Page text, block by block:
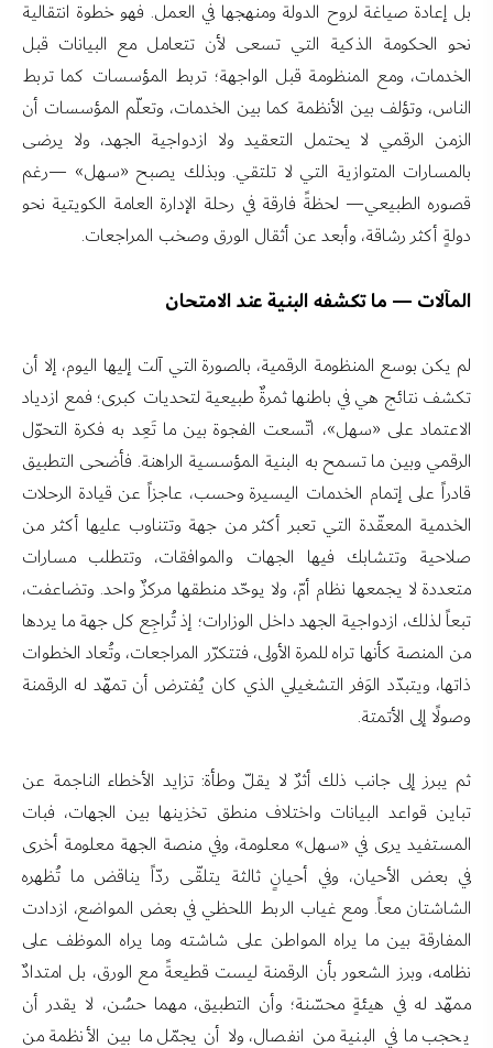
بل إعادة صياغة لروح الدولة ومنهجها في العمل. فهو خطوة انتقالية
نحو الحكومة الذكية التي تسعى لأن تتعامل مع البيانات قبل
الخدمات، ومع المنظومة قبل الواجهة؛ تربط المؤسسات كما تربط
الناس، وتؤلف بين الأنظمة كما بين الخدمات، وتعلّم المؤسسات أن
الزمن الرقمي لا يحتمل التعقيد ولا ازدواجية الجهد، ولا يرضى
بالمسارات المتوازية التي لا تلتقي. وبذلك يصبح «سهل» —رغم
قصوره الطبيعي— لحظةً فارقة في رحلة الإدارة العامة الكويتية نحو
دولةٍ أكثر رشاقة، وأبعد عن أثقال الورق وصخب المراجعات.
المآلات — ما تكشفه البنية عند الامتحان
لم يكن بوسع المنظومة الرقمية، بالصورة التي آلت إليها اليوم، إلا أن
تكشف نتائج هي في باطنها ثمرةٌ طبيعية لتحديات كبرى؛ فمع ازدياد
الاعتماد على «سهل»، اتّسعت الفجوة بين ما تَعِد به فكرة التحوّل
الرقمي وبين ما تسمح به البنية المؤسسية الراهنة. فأضحى التطبيق
قادراً على إتمام الخدمات اليسيرة وحسب، عاجزاً عن قيادة الرحلات
الخدمية المعقّدة التي تعبر أكثر من جهة وتتناوب عليها أكثر من
صلاحية وتتشابك فيها الجهات والموافقات، وتتطلب مسارات
متعددة لا يجمعها نظام أمّ، ولا يوحّد منطقها مركزٌ واحد. وتضاعفت،
تبعاً لذلك، ازدواجية الجهد داخل الوزارات؛ إذ تُراجِع كل جهة ما يردها
من المنصة كأنها تراه للمرة الأولى، فتتكرّر المراجعات، وتُعاد الخطوات
ذاتها، ويتبدّد الوَفر التشغيلي الذي كان يُفترض أن تمهّد له الرقمنة
وصولًا إلى الأتمتة.
ثم يبرز إلى جانب ذلك أثرٌ لا يقلّ وطأة: تزايد الأخطاء الناجمة عن
تباين قواعد البيانات واختلاف منطق تخزينها بين الجهات، فبات
المستفيد يرى في «سهل» معلومة، وفي منصة الجهة معلومة أخرى
في بعض الأحيان، وفي أحيانٍ ثالثة يتلقّى ردّاً يناقض ما تُظهره
الشاشتان معاً. ومع غياب الربط اللحظي في بعض المواضع، ازدادت
المفارقة بين ما يراه المواطن على شاشته وما يراه الموظف على
نظامه، وبرز الشعور بأن الرقمنة ليست قطيعةً مع الورق، بل امتدادٌ
ممهّد له في هيئةٍ محسّنة؛ وأن التطبيق، مهما حسُن، لا يقدر أن
يحجب ما في البنية من انفصال، ولا أن يجمّل ما بين الأنظمة من